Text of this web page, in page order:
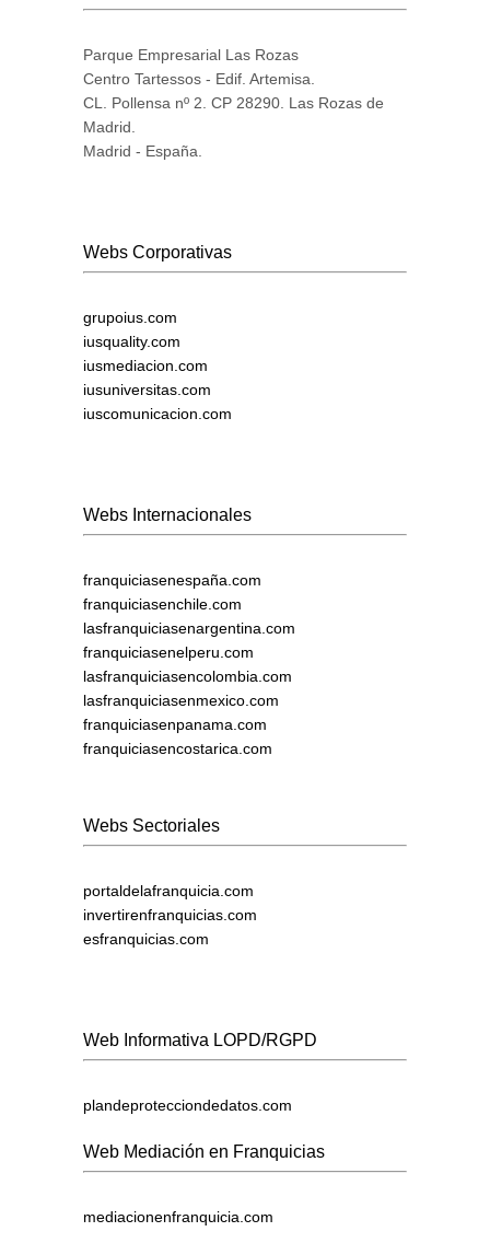
Parque Empresarial Las Rozas
Centro Tartessos - Edif. Artemisa.
CL. Pollensa nº 2. CP 28290. Las Rozas de
Madrid.
Madrid - España.
Webs Corporativas
grupoius.com
iusquality.com
iusmediacion.com
iusuniversitas.com
iuscomunicacion.com
Webs Internacionales
franquiciasenespaña.com
franquiciasenchile.com
lasfranquiciasenargentina.com
franquiciasenelperu.com
lasfranquiciasencolombia.com
lasfranquiciasenmexico.com
franquiciasenpanama.com
franquiciasencostarica.com
Webs Sectoriales
portaldelafranquicia.com
invertirenfranquicias.com
esfranquicias.com
Web Informativa LOPD/RGPD
plandeprotecciondedatos.com
Web Mediación en Franquicias
mediacionenfranquicia.com